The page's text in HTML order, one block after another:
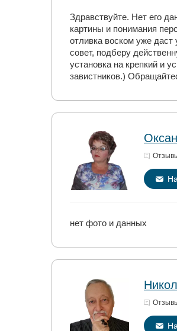
Здравствуйте. Нет его
картины и понимания
отливка воском уже
совет, подберу
установка на крепкий и
завистников.)
нет фото и данных